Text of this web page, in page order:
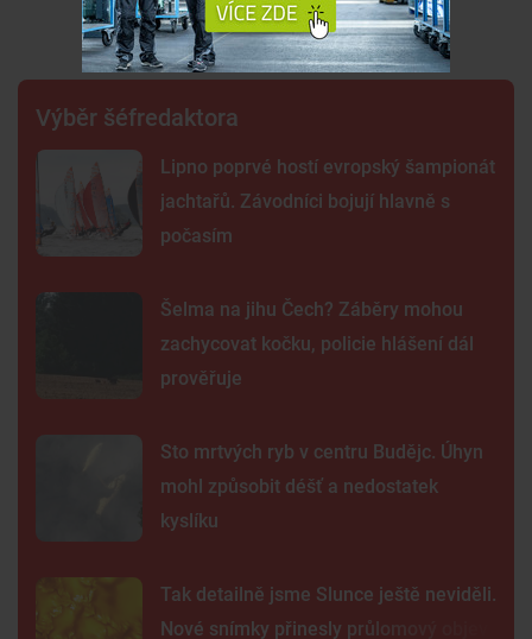
Premium
Výběr šéfredaktora
Lipno poprvé hostí evropský šampionát
jachtařů. Závodníci bojují hlavně s
počasím
Šelma na jihu Čech? Záběry mohou
zachycovat kočku, policie hlášení dál
prověřuje
Sto mrtvých ryb v centru Budějc. Úhyn
mohl způsobit déšť a nedostatek
kyslíku
Tak detailně jsme Slunce ještě neviděli.
Nové snímky přinesly průlomový objev